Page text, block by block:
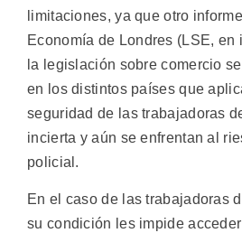
limitaciones, ya que otro
Economía de Londres (LSE, en
la legislación sobre comercio
en los distintos países que
seguridad de las trabajadoras
incierta y aún se enfrentan al
policial.
En el caso de las trabajadoras
su condición les impide